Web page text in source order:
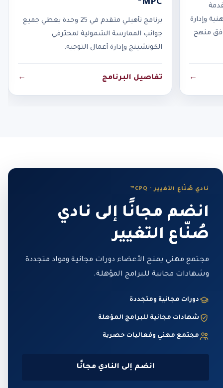
وإدارة
منهج
←
MPC®
برنامج تأهيلي متقدم في 25 وحدة يغطي جميع
جوانب الممارسة الشمولية لمحترفي
الكوتشينج وإدارة أعمال التوجيه.
تفاصيل البرنامج ←
نادي صُنّاع التغيير · CPQ™
انضم مجانًا إلى نادي
صُنّاع التغيير
مجتمع مهني يمنح الأعضاء دورات مجانية ومواد متجددة
وشهادات مجانية للبرامج المؤهلة.
دورات مجانية ومتجددة
شهادات مجانية للبرامج المؤهلة
مجتمع مهني وفعاليات حصرية
انضم إلى النادي مجانًا